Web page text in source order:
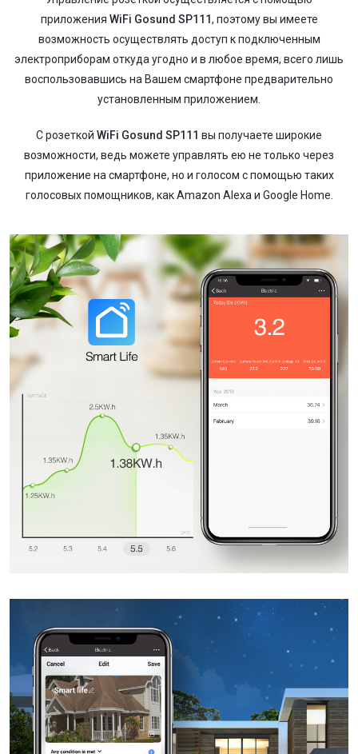
приложения WiFi Gosund SP111, поэтому вы имеете
возможность осуществлять доступ к подключенным
электроприборам откуда угодно и в любое время, всего лишь
воспользовавшись на Вашем смартфоне предварительно
установленным приложением.
С розеткой WiFi Gosund SP111 вы получаете широкие
возможности, ведь можете управлять ею не только через
приложение на смартфоне, но и голосом с помощью таких
голосовых помощников, как Аmazon Аlexа и Google Home.